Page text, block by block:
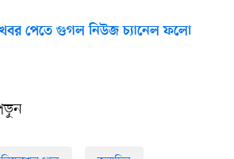
পেতে গুগল নিউজ চ্যানেল ফলো